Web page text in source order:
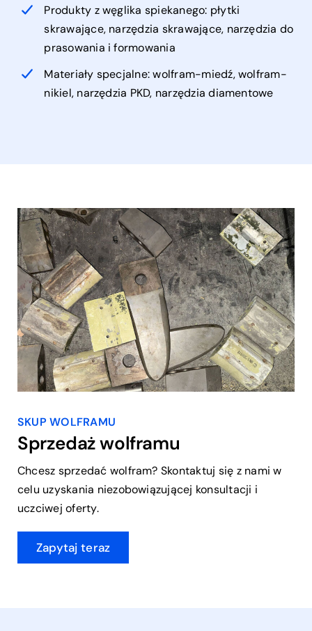
Produkty z węglika spiekanego: płytki
skrawające, narzędzia skrawające, narzędzia do
prasowania i formowania
Materiały specjalne: wolfram-miedź, wolfram-
nikiel, narzędzia PKD, narzędzia diamentowe
SKUP WOLFRAMU
Sprzedaż wolframu
Chcesz sprzedać wolfram? Skontaktuj się z nami w
celu uzyskania niezobowiązującej konsultacji i
uczciwej oferty.
Zapytaj teraz